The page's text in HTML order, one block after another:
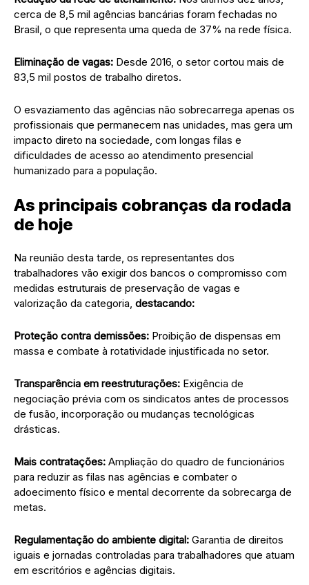
cerca de 8,5 mil agências bancárias foram fechadas no
Brasil, o que representa uma queda de 37% na rede física.
Eliminação de vagas: Desde 2016, o setor cortou mais de
83,5 mil postos de trabalho diretos.
O esvaziamento das agências não sobrecarrega apenas os
profissionais que permanecem nas unidades, mas gera um
impacto direto na sociedade, com longas filas e
dificuldades de acesso ao atendimento presencial
humanizado para a população.
As principais cobranças da rodada
de hoje
Na reunião desta tarde, os representantes dos
trabalhadores vão exigir dos bancos o compromisso com
medidas estruturais de preservação de vagas e
valorização da categoria, destacando:
Proteção contra demissões: Proibição de dispensas em
massa e combate à rotatividade injustificada no setor.
Transparência em reestruturações: Exigência de
negociação prévia com os sindicatos antes de processos
de fusão, incorporação ou mudanças tecnológicas
drásticas.
Mais contratações: Ampliação do quadro de funcionários
para reduzir as filas nas agências e combater o
adoecimento físico e mental decorrente da sobrecarga de
metas.
Regulamentação do ambiente digital: Garantia de direitos
iguais e jornadas controladas para trabalhadores que atuam
em escritórios e agências digitais.